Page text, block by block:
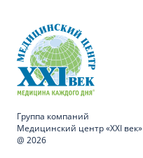
Группа компаний
Медицинский центр «XXI век»
@ 2026